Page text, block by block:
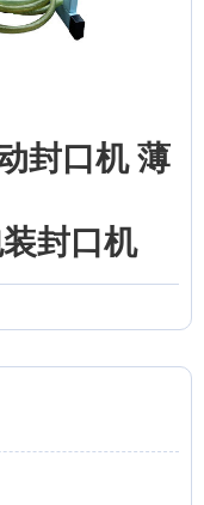
封口机 薄
封口机